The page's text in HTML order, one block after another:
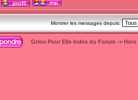
Montrer les messages depuis:
Grioo Pour Elle Index du Forum -> Hors